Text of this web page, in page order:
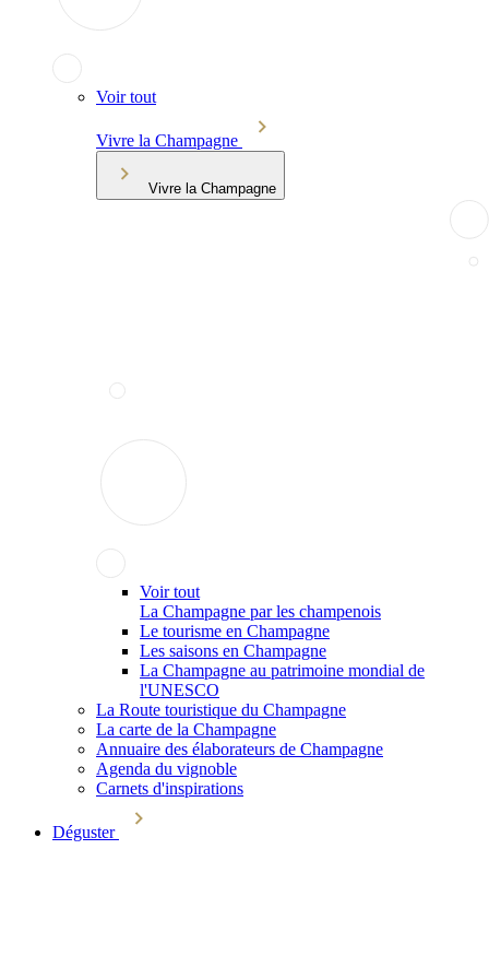
Voir tout
Vivre la Champagne
Vivre la Champagne
Voir tout
La Champagne par les champenois
Le tourisme en Champagne
Les saisons en Champagne
La Champagne au patrimoine mondial de
l'UNESCO
La Route touristique du Champagne
La carte de la Champagne
Annuaire des élaborateurs de Champagne
Agenda du vignoble
Carnets d'inspirations
Déguster